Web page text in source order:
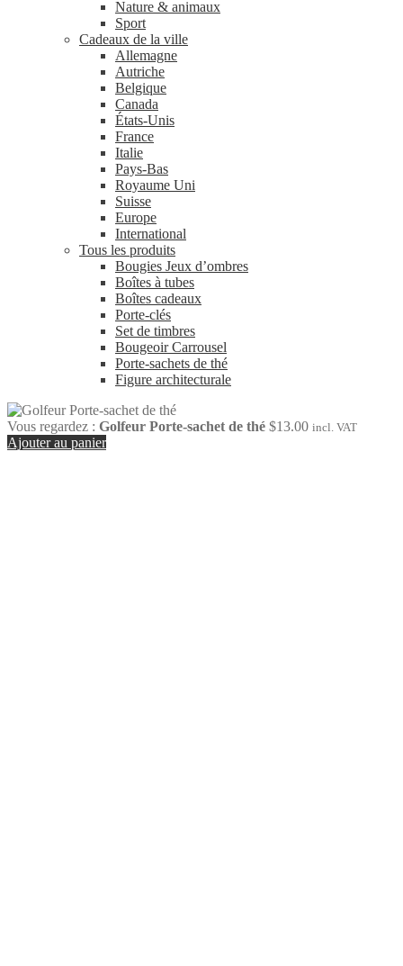
Nature & animaux
Sport
Cadeaux de la ville
Allemagne
Autriche
Belgique
Canada
États-Unis
France
Italie
Pays-Bas
Royaume Uni
Suisse
Europe
International
Tous les produits
Bougies Jeux d’ombres
Boîtes à tubes
Boîtes cadeaux
Porte-clés
Set de timbres
Bougeoir Carrousel
Porte-sachets de thé
Figure architecturale
Vous regardez : Golfeur Porte-sachet de thé $13.00 incl. VAT
Ajouter au panier